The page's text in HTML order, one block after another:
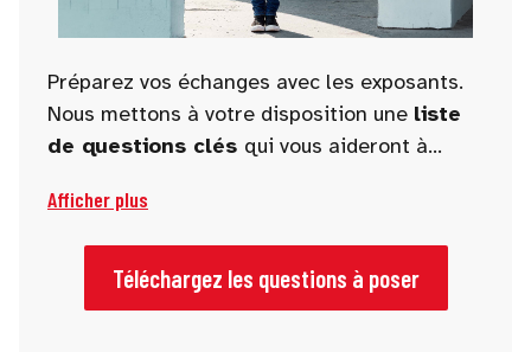
Préparez vos échanges avec les exposants.
Nous mettons à votre disposition une liste
de questions clés qui vous aideront à
informations pertinentes et utiles pour
orienter vos projets académiques et
professionnels.
Afficher plus
Téléchargez les questions à poser